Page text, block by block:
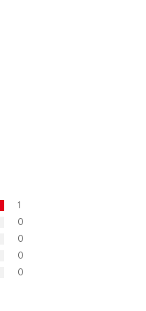
1
0
0
0
0